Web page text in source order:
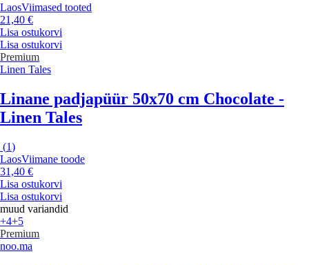
LaosViimased tooted
21,40 €
Lisa ostukorvi
Lisa ostukorvi
Premium
Linen Tales
Linane padjapüür 50x70 cm Chocolate -
Linen Tales
(1)
LaosViimane toode
31,40 €
Lisa ostukorvi
Lisa ostukorvi
muud variandid
+4+5
Premium
noo.ma